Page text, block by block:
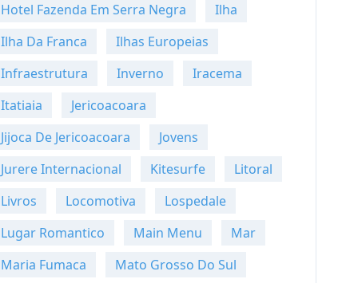
Hotel Fazenda Em Serra Negra
Ilha
Ilha Da Franca
Ilhas Europeias
Infraestrutura
Inverno
Iracema
Itatiaia
Jericoacoara
Jijoca De Jericoacoara
Jovens
Jurere Internacional
Kitesurfe
Litoral
Livros
Locomotiva
Lospedale
Lugar Romantico
Main Menu
Mar
Maria Fumaca
Mato Grosso Do Sul